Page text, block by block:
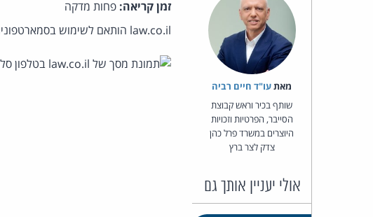
מאת‏עו"ד חיים רביה
שותף בכיר וראש קבוצת
הסייבר, הפרטיות וזכויות
היוצרים במשרד פרל כהן
צדק לצר ברץ
אולי יעניין אותך גם
זמן קריאה: פחות מדקה
law.co.il הותאם לשימוש בסמארטפונים כדוגמת אייפון של אפל או מערכות אנדרואיד של גוגל. הנה צילומי מסך של האתר: